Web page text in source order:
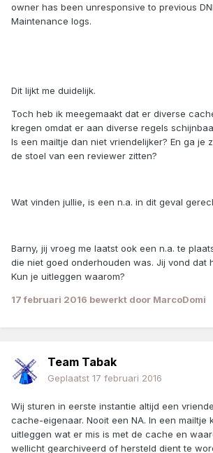
owner has been unresponsive to previous
Maintenance logs.
Dit lijkt me duidelijk.
Toch heb ik meegemaakt dat er diverse
kregen omdat er aan diverse regels
Is een mailtje dan niet vriendelijker? En ga je
de stoel van een reviewer zitten?
Wat vinden jullie, is een n.a. in dit geval
Barny, jij vroeg me laatst ook een n.a. te
die niet goed onderhouden was. Jij vond dat
Kun je uitleggen waarom?
17 februari 2016 bewerkt door MarcoDomi
Team Tabak
Geplaatst 17 februari 2016
Wij sturen in eerste instantie altijd een
cache-eigenaar. Nooit een NA. In een mailtje
uitleggen wat er mis is met de cache en
wellicht gearchiveerd of hersteld dient te